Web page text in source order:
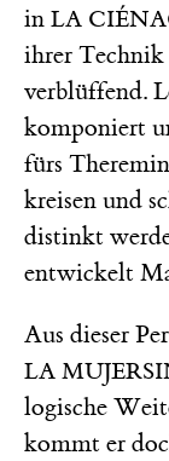
in LA
ihrer Technik
verblüffend.
komponiert
fürs
kreisen und
distinkt
entwickelt
Aus dieser
LA
logische
kommt er